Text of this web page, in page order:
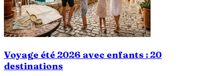
Voyage été 2026 avec enfants : 20
destinations